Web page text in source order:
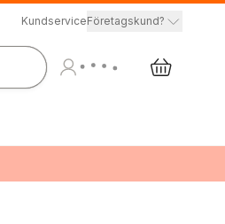
KundserviceFöretagskund?